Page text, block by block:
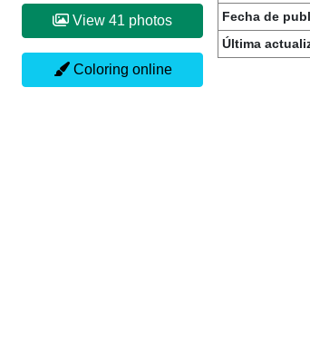
View 41 photos
Coloring online
Fecha de
Última